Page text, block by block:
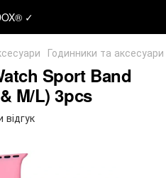
Годинники та
Sport Band
M/L) 3pcs